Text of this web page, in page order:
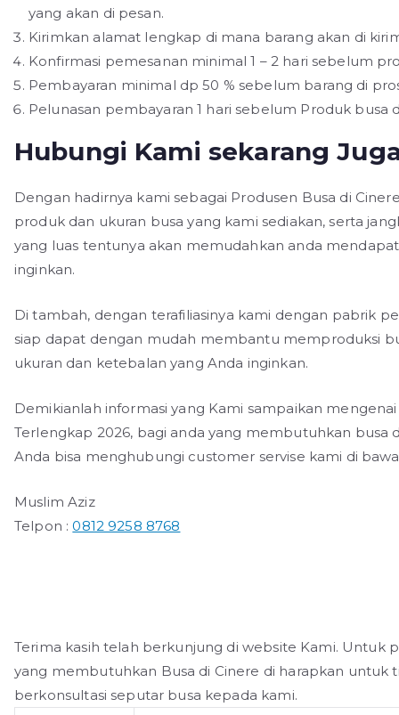
yang akan di pesan.
Kirimkan alamat lengkap di mana barang akan di
Konfirmasi pemesanan minimal 1 – 2 hari sebelum
Pembayaran minimal dp 50 % sebelum barang di
Pelunasan pembayaran 1 hari sebelum Produk busa
Hubungi Kami sekarang
Dengan hadirnya kami sebagai Produsen Busa di
produk dan ukuran busa yang kami sediakan, serta
yang luas tentunya akan memudahkan anda
inginkan.
Di tambah, dengan terafiliasinya kami dengan pabrik
siap dapat dengan mudah membantu memproduksi
ukuran dan ketebalan yang Anda inginkan.
Demikianlah informasi yang Kami sampaikan
Terlengkap 2026, bagi anda yang membutuhkan busa
Anda bisa menghubungi customer servise kami di
Muslim Aziz
Telpon :0812 9258 8768
Terima kasih telah berkunjung di website Kami. Untuk
yang membutuhkan Busa di Cinere di harapkan untuk
berkonsultasi seputar busa kepada kami.